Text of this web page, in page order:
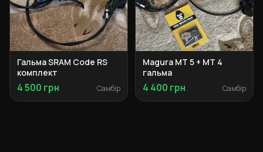
Гальма SRAM Code RS
комплект
4 500 грн Самбір
Magura MT 5 + MT 4
гальма
4 400 грн Самбір